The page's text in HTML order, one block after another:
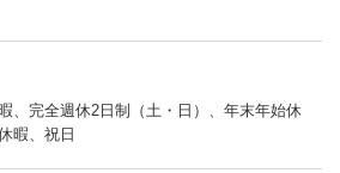
、完全週休2日制（土・日）、年末年始休
暇、祝日